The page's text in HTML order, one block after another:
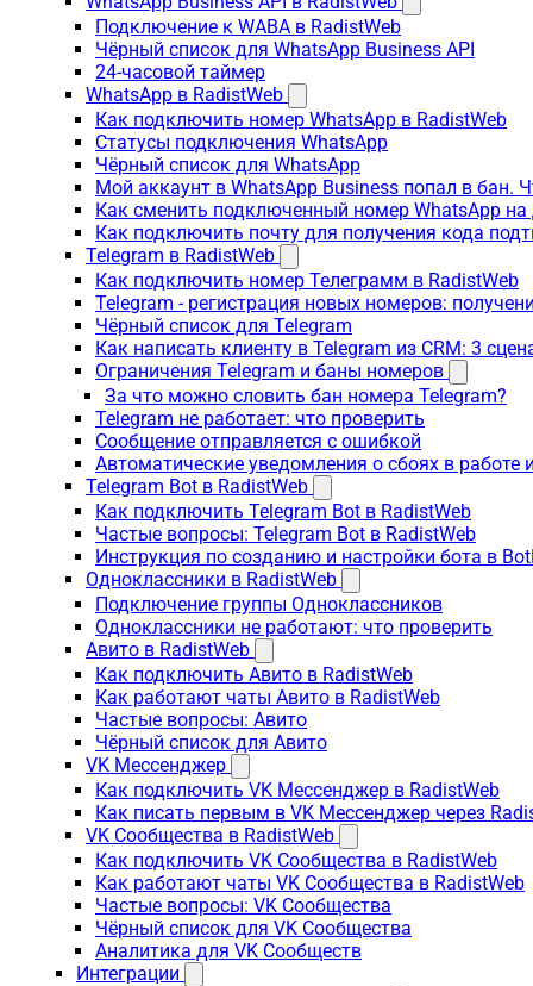
Подключение к WABA в RadistWeb
Чёрный список для WhatsApp Business API
24-часовой таймер
WhatsApp в RadistWeb
Как подключить номер WhatsApp в RadistWeb
Статусы подключения WhatsApp
Чёрный список для WhatsApp
Мой аккаунт в WhatsApp Business попал в бан.
Как сменить подключенный номер WhatsApp на
Как подключить почту для получения кода
Telegram в RadistWeb
Как подключить номер Телеграмм в RadistWeb
Telegram - регистрация новых номеров:
Чёрный список для Telegram
Как написать клиенту в Telegram из CRM: 3
Ограничения Telegram и баны номеров
За что можно словить бан номера Telegram?
Telegram не работает: что проверить
Сообщение отправляется с ошибкой
Автоматические уведомления о сбоях в работе
Telegram Bot в RadistWeb
Как подключить Telegram Bot в RadistWeb
Частые вопросы: Telegram Bot в RadistWeb
Инструкция по созданию и настройки бота в
Одноклассники в RadistWeb
Подключение группы Одноклассников
Одноклассники не работают: что проверить
Авито в RadistWeb
Как подключить Авито в RadistWeb
Как работают чаты Авито в RadistWeb
Частые вопросы: Авито
Чёрный список для Авито
VK Мессенджер
Как подключить VK Мессенджер в RadistWeb
Как писать первым в VK Мессенджер через
VK Сообщества в RadistWeb
Как подключить VK Сообщества в RadistWeb
Как работают чаты VK Сообщества в RadistWeb
Частые вопросы: VK Сообщества
Чёрный список для VK Сообщества
Аналитика для VK Сообществ
Интеграции